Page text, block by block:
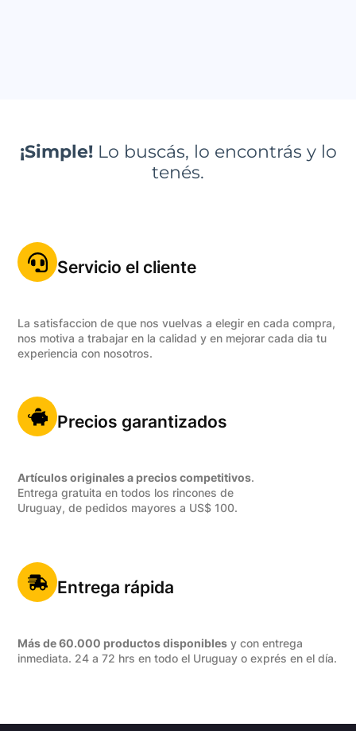
¡Simple!Lo buscás, lo encontrás y lo
tenés.
Servicio el cliente
La satisfaccion de que nos vuelvas a elegir en cada compra,
nos motiva a trabajar en la calidad y en mejorar cada dia tu
experiencia con nosotros.
Precios garantizados
Artículos originales a precios competitivos.
Entrega gratuita en todos los rincones de
Uruguay, de pedidos mayores a US$ 100.
Entrega rápida
Más de 60.000 productos disponibles y con entrega
inmediata. 24 a 72 hrs en todo el Uruguay o exprés en el día.